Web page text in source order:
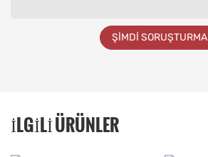
ŞIMDI SORUŞTURMA
İLGILI ÜRÜNLER